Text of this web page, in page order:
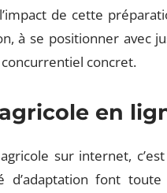
de cette
à se positionner avec
concret.
en
sur internet,
d’adaptation font